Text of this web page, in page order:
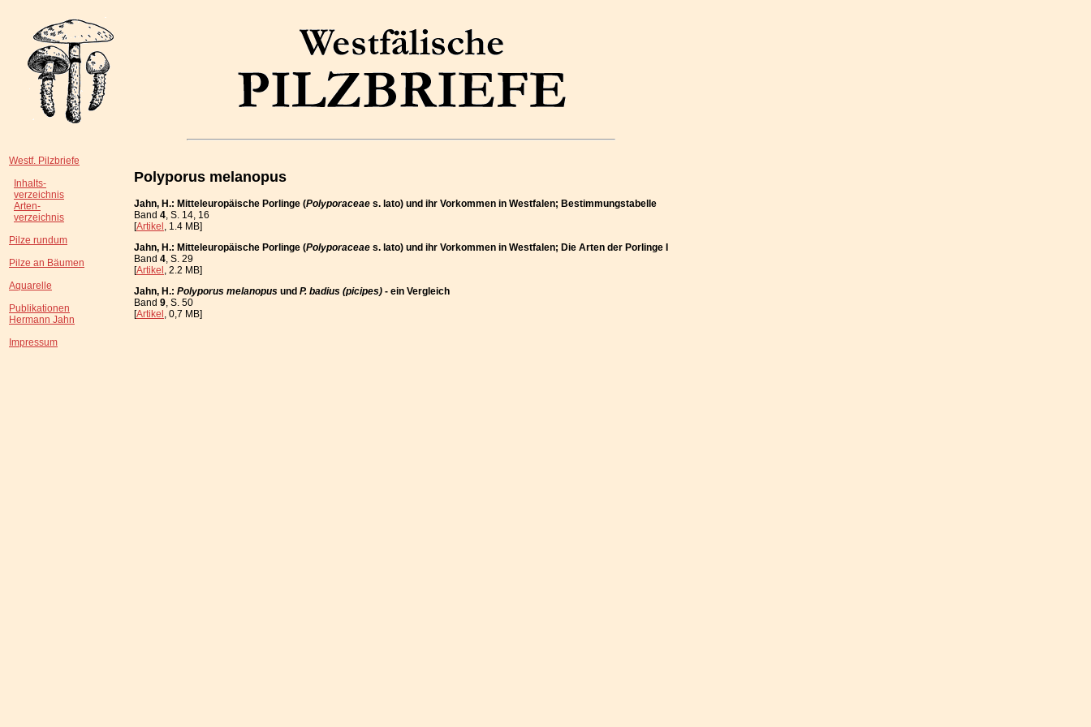
Westf. Pilzbriefe
Inhalts-
verzeichnis
Arten-
verzeichnis
Pilze rundum
Pilze an Bäumen
Aquarelle
Publikationen
Hermann Jahn
Impressum
Polyporus melanopus
Jahn, H.: Mitteleuropäische Porlinge (Polyporaceae s. lato) und ihr Vorkommen in Westfalen; Bestimmungstabelle
Band 4, S. 14, 16
[Artikel, 1.4 MB]
Jahn, H.: Mitteleuropäische Porlinge (Polyporaceae s. lato) und ihr Vorkommen in Westfalen; Die Arten der Porlinge I
Band 4, S. 29
[Artikel, 2.2 MB]
Jahn, H.: Polyporus melanopus und P. badius (picipes) - ein Vergleich
Band 9, S. 50
[Artikel, 0,7 MB]